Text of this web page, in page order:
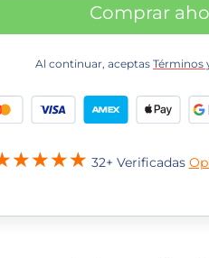
Comprar
Al continuar, aceptas Términos
32+ Verificadas